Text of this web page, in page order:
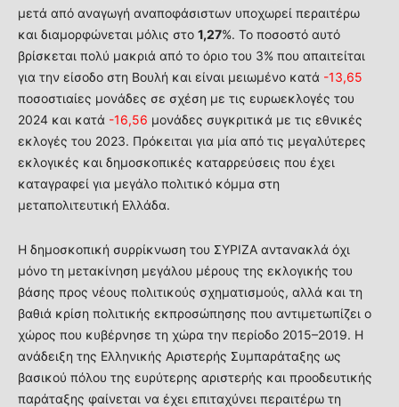
μετά από αναγωγή αναποφάσιστων υποχωρεί περαιτέρω
και διαμορφώνεται μόλις στο 1,27%. Το ποσοστό αυτό
βρίσκεται πολύ μακριά από το όριο του 3% που απαιτείται
για την είσοδο στη Βουλή και είναι μειωμένο κατά -13,65
ποσοστιαίες μονάδες σε σχέση με τις ευρωεκλογές του
2024 και κατά -16,56 μονάδες συγκριτικά με τις εθνικές
εκλογές του 2023. Πρόκειται για μία από τις μεγαλύτερες
εκλογικές και δημοσκοπικές καταρρεύσεις που έχει
καταγραφεί για μεγάλο πολιτικό κόμμα στη
μεταπολιτευτική Ελλάδα.
Η δημοσκοπική συρρίκνωση του ΣΥΡΙΖΑ αντανακλά όχι
μόνο τη μετακίνηση μεγάλου μέρους της εκλογικής του
βάσης προς νέους πολιτικούς σχηματισμούς, αλλά και τη
βαθιά κρίση πολιτικής εκπροσώπησης που αντιμετωπίζει ο
χώρος που κυβέρνησε τη χώρα την περίοδο 2015–2019. Η
ανάδειξη της Ελληνικής Αριστερής Συμπαράταξης ως
βασικού πόλου της ευρύτερης αριστερής και προοδευτικής
παράταξης φαίνεται να έχει επιταχύνει περαιτέρω τη